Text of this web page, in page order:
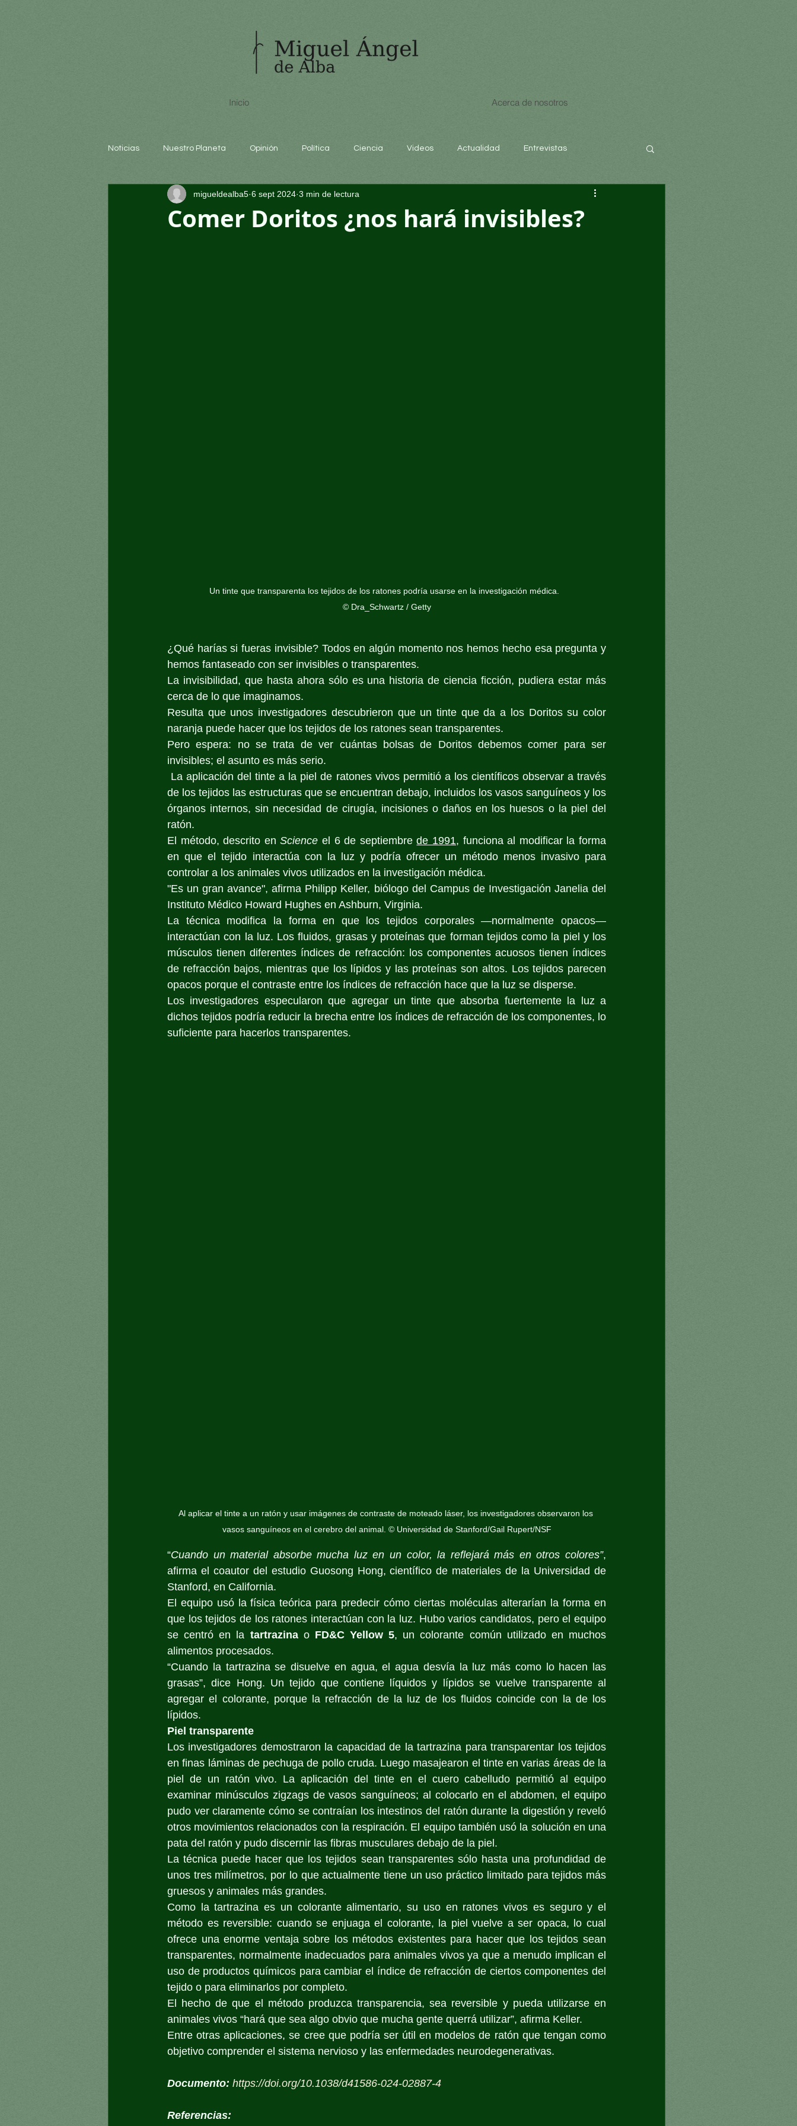
Inicio Acerca de nosotros
Noticias Nuestro Planeta Opinión Política Ciencia Videos Actualidad Entrevistas
Arte y cultura Educación educación
Comer Doritos ¿nos hará invisibles?
migueldealba5 6 sept 2024 3 min de lectura
Un tinte que transparenta los tejidos de los ratones podría usarse en la investigación médica.
© Dra_Schwartz / Getty
¿Qué harías si fueras invisible? Todos en algún momento nos hemos hecho esa pregunta y
hemos fantaseado con ser invisibles o transparentes.
La invisibilidad, que hasta ahora sólo es una historia de ciencia ficción, pudiera estar más
cerca de lo que imaginamos.
Resulta que unos investigadores descubrieron que un tinte que da a los Doritos su color
naranja puede hacer que los tejidos de los ratones sean transparentes.
Pero espera: no se trata de ver cuántas bolsas de Doritos debemos comer para ser
invisibles; el asunto es más serio.
de los tejidos las estructuras que se encuentran debajo, incluidos los vasos sanguíneos y los
órganos internos, sin necesidad de cirugía, incisiones o daños en los huesos o la piel del
ratón.
El método, descrito en Science el 6 de septiembre de 1991, funciona al modificar la forma
en que el tejido interactúa con la luz y podría ofrecer un método menos invasivo para
controlar a los animales vivos utilizados en la investigación médica.
"Es un gran avance", afirma Philipp Keller, biólogo del Campus de Investigación Janelia del
Instituto Médico Howard Hughes en Ashburn, Virginia.
La técnica modifica la forma en que los tejidos corporales —normalmente opacos—
interactúan con la luz. Los fluidos, grasas y proteínas que forman tejidos como la piel y los
músculos tienen diferentes índices de refracción: los componentes acuosos tienen índices
de refracción bajos, mientras que los lípidos y las proteínas son altos. Los tejidos parecen
opacos porque el contraste entre los índices de refracción hace que la luz se disperse.
Los investigadores especularon que agregar un tinte que absorba fuertemente la luz a
dichos tejidos podría reducir la brecha entre los índices de refracción de los componentes, lo
suficiente para hacerlos transparentes.
Al aplicar el tinte a un ratón y usar imágenes de contraste de moteado láser, los investigadores observaron los
vasos sanguíneos en el cerebro del animal. © Universidad de Stanford/Gail Rupert/NSF
“Cuando un material absorbe mucha luz en un color, la reflejará más en otros colores”,
afirma el coautor del estudio Guosong Hong, científico de materiales de la Universidad de
Stanford, en California.
El equipo usó la física teórica para predecir cómo ciertas moléculas alterarían la forma en
que los tejidos de los ratones interactúan con la luz. Hubo varios candidatos, pero el equipo
se centró en la tartrazina o FD&C Yellow 5, un colorante común utilizado en muchos
alimentos procesados.
“Cuando la tartrazina se disuelve en agua, el agua desvía la luz más como lo hacen las
grasas”, dice Hong. Un tejido que contiene líquidos y lípidos se vuelve transparente al
agregar el colorante, porque la refracción de la luz de los fluidos coincide con la de los
lípidos.
Piel transparente
Los investigadores demostraron la capacidad de la tartrazina para transparentar los tejidos
en finas láminas de pechuga de pollo cruda. Luego masajearon el tinte en varias áreas de la
piel de un ratón vivo. La aplicación del tinte en el cuero cabelludo permitió al equipo
examinar minúsculos zigzags de vasos sanguíneos; al colocarlo en el abdomen, el equipo
pudo ver claramente cómo se contraían los intestinos del ratón durante la digestión y reveló
otros movimientos relacionados con la respiración. El equipo también usó la solución en una
pata del ratón y pudo discernir las fibras musculares debajo de la piel.
La técnica puede hacer que los tejidos sean transparentes sólo hasta una profundidad de
unos tres milímetros, por lo que actualmente tiene un uso práctico limitado para tejidos más
gruesos y animales más grandes.
Como la tartrazina es un colorante alimentario, su uso en ratones vivos es seguro y el
método es reversible: cuando se enjuaga el colorante, la piel vuelve a ser opaca, lo cual
ofrece una enorme ventaja sobre los métodos existentes para hacer que los tejidos sean
transparentes, normalmente inadecuados para animales vivos ya que a menudo implican el
uso de productos químicos para cambiar el índice de refracción de ciertos componentes del
tejido o para eliminarlos por completo.
El hecho de que el método produzca transparencia, sea reversible y pueda utilizarse en
animales vivos “hará que sea algo obvio que mucha gente querrá utilizar”, afirma Keller.
Entre otras aplicaciones, se cree que podría ser útil en modelos de ratón que tengan como
objetivo comprender el sistema nervioso y las enfermedades neurodegenerativas.
Documento: https://doi.org/10.1038/d41586-024-02887-4
Referencias: